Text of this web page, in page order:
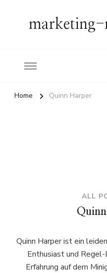
marketing-
Home Quinn Harper
ALL
Quinn Harper ist ein
Enthusiast und
Erfahrung auf dem